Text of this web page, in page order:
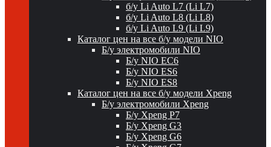
б/у Li Auto L7 (Li L7)
б/у Li Auto L8 (Li L8)
б/у Li Auto L9 (Li L9)
Каталог цен на все б/у модели NIO
Б/у электромобили NIO
Б/у NIO EC6
Б/у NIO ES6
Б/у NIO ES8
Каталог цен на все б/у модели Xpeng
Б/у электромобили Xpeng
Б/у Xpeng P7
Б/у Xpeng G3
Б/у Xpeng G6